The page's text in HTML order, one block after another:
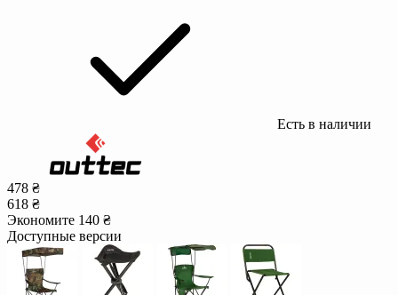
Есть в наличии
478 ₴
618 ₴
Экономите 140 ₴
Доступные версии